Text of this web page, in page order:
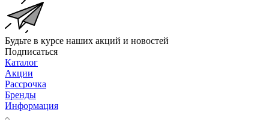
Будьте в курсе наших акций и новостей
Подписаться
Каталог
Акции
Рассрочка
Бренды
Информация